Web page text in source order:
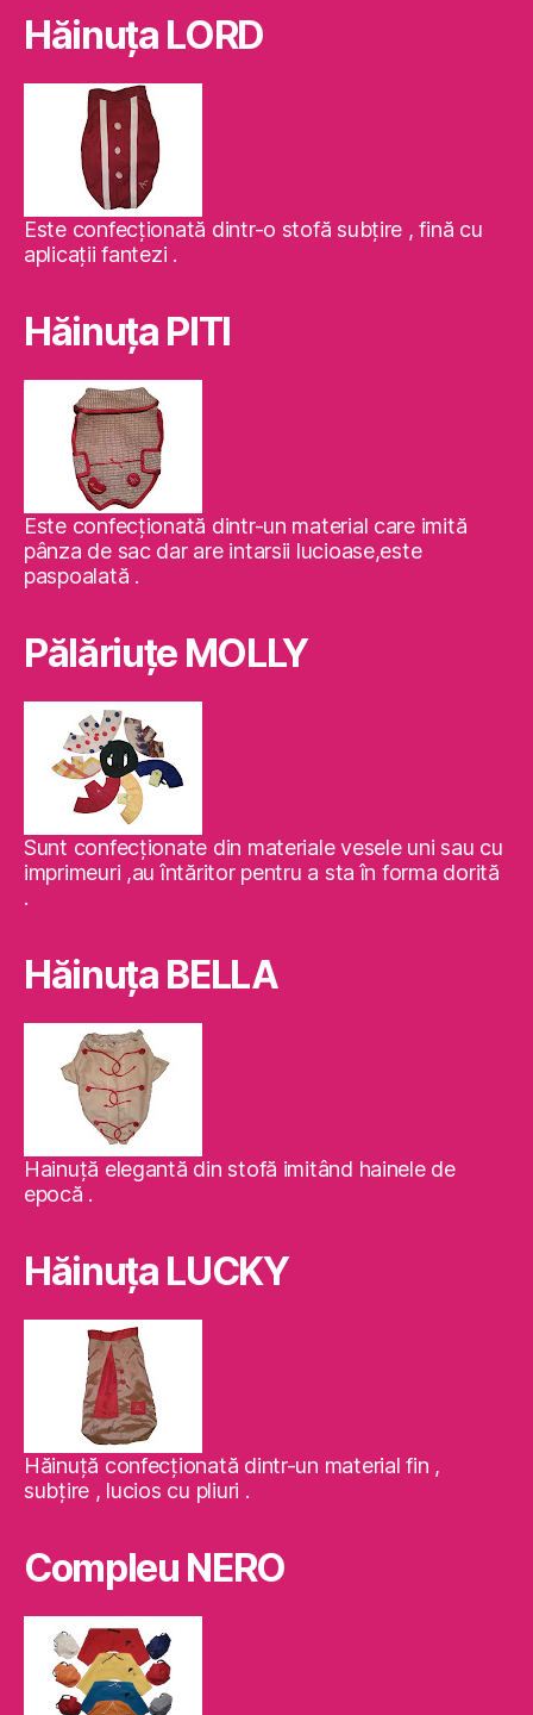
Hăinuţa LORD
Este confecţionată dintr-o stofă subţire , fină cu
aplicaţii fantezi .
Hăinuţa PITI
Este confecţionată dintr-un material care imită
pânza de sac dar are intarsii lucioase,este
paspoalată .
Pălăriuţe MOLLY
Sunt confecţionate din materiale vesele uni sau cu
imprimeuri ,au întăritor pentru a sta în forma dorită
.
Hăinuţa BELLA
Hainuţă elegantă din stofă imitând hainele de
epocă .
Hăinuţa LUCKY
Hăinuţă confecţionată dintr-un material fin ,
subţire , lucios cu pliuri .
Compleu NERO